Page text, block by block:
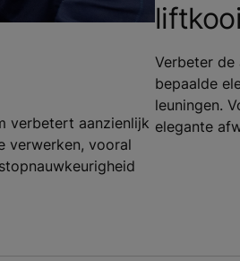
verbetert aanzienlijk
verwerken, vooral
liftkooi
Verbeter
bepaalde
leuningen.
elegante